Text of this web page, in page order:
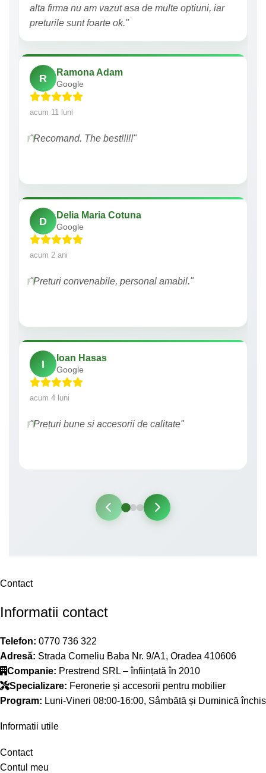
alta firma nu am vazut asa de multe optiuni, iar
preturile sunt foarte ok."
R
Ramona Adam
Google
acum 11 luni
"Recomand. The best!!!!!"
D
Delia Maria Cotuna
Google
acum 2 ani
"Preturi convenabile, personal amabil."
I
Ioan Hasas
Google
acum 4 luni
"Prețuri bune si accesorii de calitate"
Contact
Informatii contact
Telefon: 0770 736 322
Adresă: Strada Corneliu Baba Nr. 9/A1, Oradea 410606
Companie: Prestrend SRL – înființată în 2010
Specializare: Feronerie și accesorii pentru mobilier
Program: Luni-Vineri 08:00-16:00, Sâmbătă și Duminică închis
Informatii utile
Contact
Contul meu